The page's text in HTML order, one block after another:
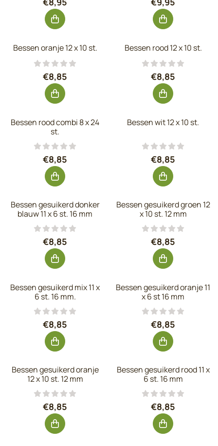
Bessen oranje 12 x 10 st.
Prijs: 8,85, exclusief btw: 7,31
€8,85
Bessen rood 12 x 10 st.
Prijs: 8,85,
€8,85
Bessen rood combi 8 x 24
st.
Prijs: 8,85, exclusief btw: 7,31
€8,85
Bessen wit 12 x 10 st.
Prijs: 8,85,
€8,85
Bessen gesuikerd donker
blauw 11 x 6 st. 16 mm
Prijs: 8,85, exclusief btw: 7,31
€8,85
Bessen gesuikerd groen 12
x 10 st. 12 mm
Prijs: 8,85,
€8,85
Bessen gesuikerd mix 11 x
6 st. 16 mm.
Prijs: 8,85, exclusief btw: 7,31
€8,85
Bessen gesuikerd oranje 11
x 6 st 16 mm
Prijs: 8,85,
€8,85
Bessen gesuikerd oranje
12 x 10 st. 12 mm
Prijs: 8,85, exclusief btw: 7,31
€8,85
Bessen gesuikerd rood 11 x
6 st. 16 mm
Prijs: 8,85,
€8,85